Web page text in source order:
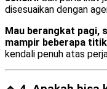
disesuaikan dengan
Mau berangkat pagi,
mampir beberapa
kendali penuh atas